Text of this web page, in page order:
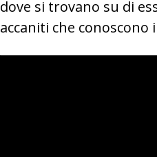
dove si trovano su di
accaniti che